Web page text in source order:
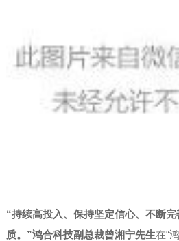
“持续高投入、保持坚定信心、不断
质。”鸿合科技副总裁曾湘宁先生在“